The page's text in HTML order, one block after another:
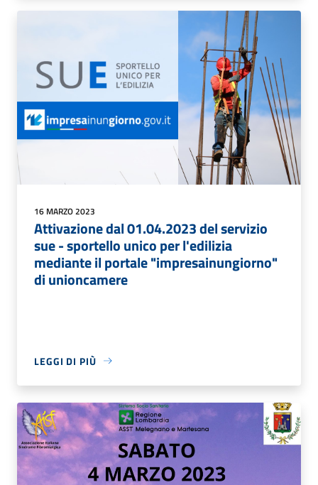
16 MARZO 2023
Attivazione dal 01.04.2023 del servizio
sue - sportello unico per l'edilizia
mediante il portale "impresainungiorno"
di unioncamere
LEGGI DI PIÙ